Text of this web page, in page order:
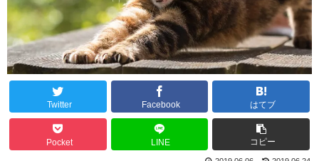
Twitter Facebook はてブ
Pocket LINE コピー